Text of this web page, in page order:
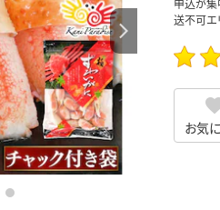
9
申込が集
送不可エ
お気